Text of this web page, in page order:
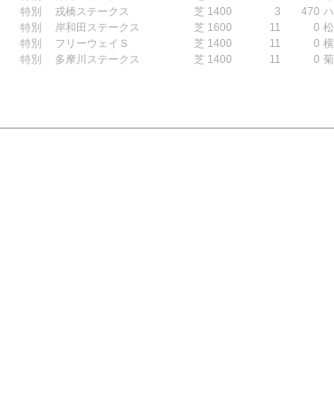
特別 戎橋ステークス 芝 1400 3 470
特別 岸和田ステークス 芝 1600 11 0
特別 フリーウェイＳ 芝 1400 11 0
特別 多摩川ステークス 芝 1400 11 0